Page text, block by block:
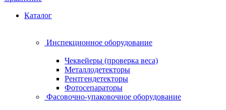
Каталог
Инспекционное оборудование
Чеквейеры (проверка веса)
Металлодетекторы
Рентгендетекторы
Фотосепараторы
Фасовочно-упаковочное оборудование